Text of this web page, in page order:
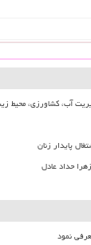
آب، کشاورزی، محیط
پایدار زنان
حداد عادل
نمود